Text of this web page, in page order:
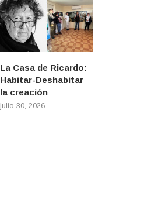
La Casa de Ricardo:
Habitar-Deshabitar
la creación
julio 30, 2026